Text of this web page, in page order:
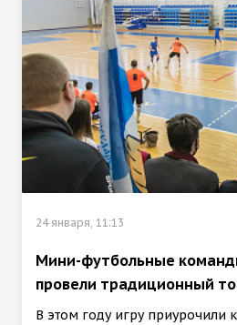
24 января, 11:13
Мини-футбольные
провели традиционный
В этом году игру